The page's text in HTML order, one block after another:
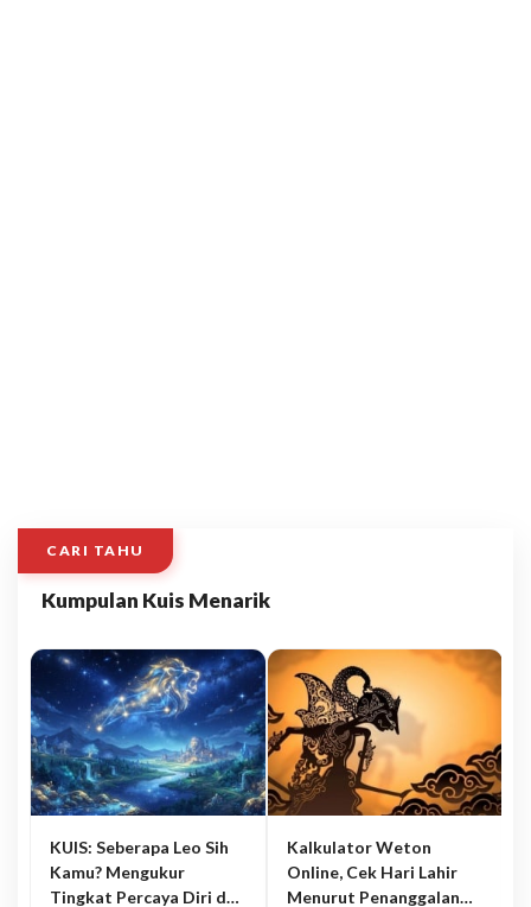
CARI TAHU
Kumpulan Kuis Menarik
KUIS: Seberapa Leo Sih
Kamu? Mengukur
Tingkat Percaya Diri dan
Kalkulator Weton
Online, Cek Hari Lahir
Menurut Penanggalan